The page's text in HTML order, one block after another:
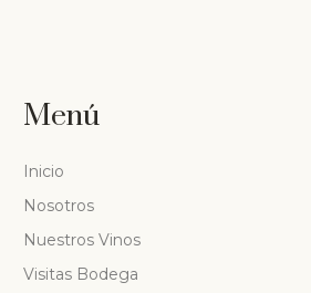
Menú
Inicio
Nosotros
Nuestros Vinos
Visitas Bodega